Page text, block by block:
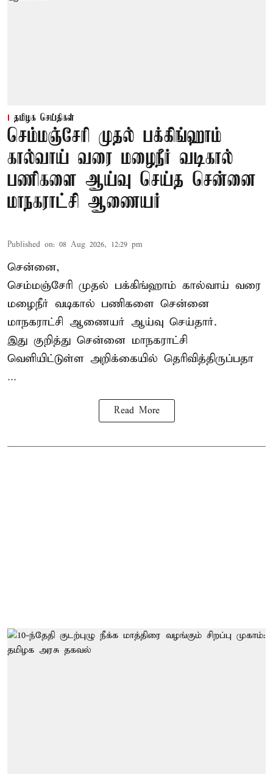
தமிழக செய்திகள்
செம்மஞ்சேரி முதல் பக்கிங்ஹாம்
கால்வாய் வரை மழைநீர் வடிகால்
பணிகளை ஆய்வு செய்த சென்னை
மாநகராட்சி ஆணையர்
Published on: 08 Aug 2026, 12:29 pm
சென்னை,
செம்மஞ்சேரி முதல் பக்கிங்ஹாம் கால்வாய் வரை
மழைநீர் வடிகால் பணிகளை சென்னை
மாநகராட்சி ஆணையர் ஆய்வு செய்தார்.
இது குறித்து சென்னை மாநகராட்சி
வெளியிட்டுள்ள அறிக்கையில் தெரிவித்திருப்பதா
...
Read More